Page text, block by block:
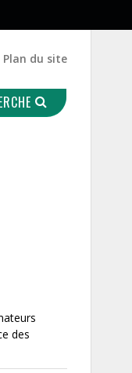
Plan du site
des